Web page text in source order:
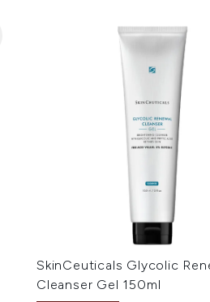
SkinCeuticals Glycolic
Cleanser Gel 150ml